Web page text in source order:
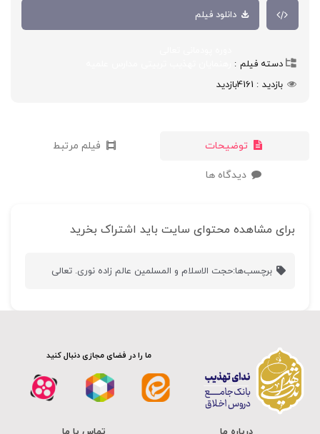
دانلود فیلم
دسته فیلم
بازدید
4161بازدید
توضیحات فیلم مرتبط
دیدگاه ها
برای مشاهده محتوای سایت باید اشتراک بخرید
برچسب‌ها:حجت الاسلام و المسلمین عالم زاده نوری. تعالی
ما را در فضای مجازی دنبال کنید